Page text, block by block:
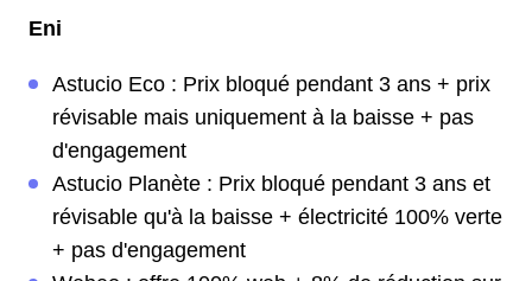
Eni
Astucio Eco : Prix bloqué pendant 3 ans + prix
révisable mais uniquement à la baisse + pas
d'engagement
Astucio Planète : Prix bloqué pendant 3 ans et
révisable qu'à la baisse + électricité 100% verte
+ pas d'engagement